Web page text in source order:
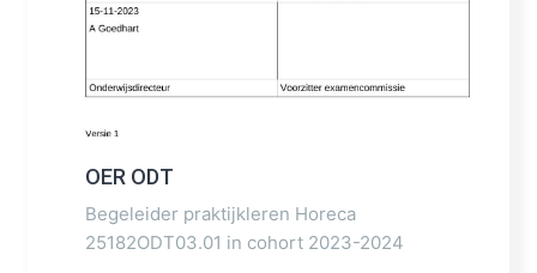
OER ODT
Begeleider praktijkleren Horeca
25182ODT03.01 in cohort 2023-2024